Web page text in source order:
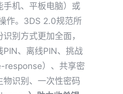
手机、平板电脑）或
作。3DS 2.0规范所
别方式更加全面，
PIN、离线PIN、挑战
response）、共享密
物识别、一次性密码